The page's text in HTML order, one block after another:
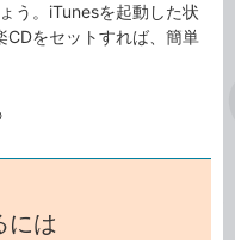
う。iTunesを起動した状
CDをセットすれば、簡単
には